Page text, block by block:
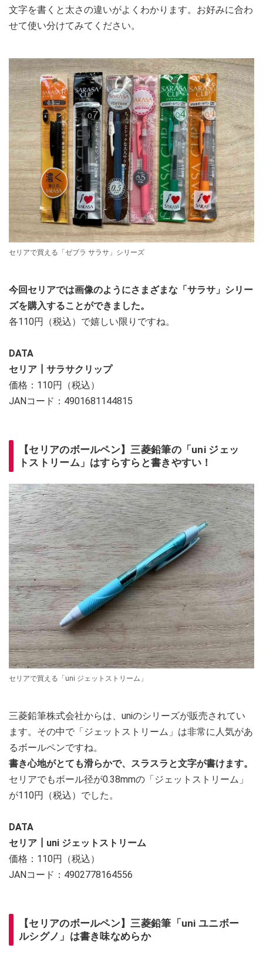
文字を書くと太さの違いがよくわかります。お好みに合わ
せて使い分けてみてください。
セリアで買える「ゼブラ サラサ」シリーズ
今回セリアでは画像のようにさまざまな「サラサ」シリー
ズを購入することができました。
各110円（税込）で嬉しい限りですね。
DATA
セリア┃サラサクリップ
価格：110円（税込）
JANコード：4901681144815
【セリアのボールペン】三菱鉛筆の「uni ジェッ
トストリーム」はすらすらと書きやすい！
セリアで買える「uni ジェットストリーム」
三菱鉛筆株式会社からは、uniのシリーズが販売されてい
ます。その中で「ジェットストリーム」は非常に人気があ
るボールペンですね。
書き心地がとても滑らかで、スラスラと文字が書けます。
セリアでもボール径が0.38mmの「ジェットストリーム」
が110円（税込）でした。
DATA
セリア┃uni ジェットストリーム
価格：110円（税込）
JANコード：4902778164556
【セリアのボールペン】三菱鉛筆「uni ユニボー
ルシグノ」は書き味なめらか